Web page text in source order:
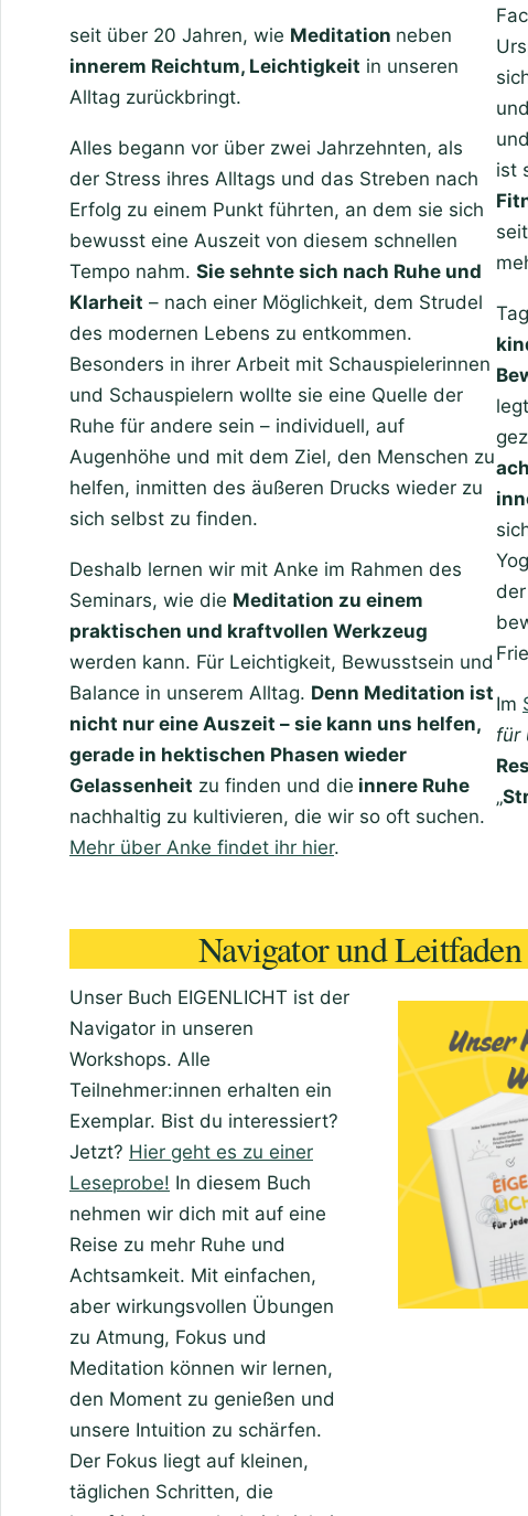
seit über 20 Jahren, wie Meditation neben
innerem Reichtum, Leichtigkeit in unseren
Alltag zurückbringt.
Alles begann vor über zwei Jahrzehnten, als
der Stress ihres Alltags und das Streben nach
Erfolg zu einem Punkt führten, an dem sie sich
bewusst eine Auszeit von diesem schnellen
Tempo nahm. Sie sehnte sich nach Ruhe und
Klarheit – nach einer Möglichkeit, dem Strudel
des modernen Lebens zu entkommen.
Besonders in ihrer Arbeit mit Schauspielerinnen
und Schauspielern wollte sie eine Quelle der
Ruhe für andere sein – individuell, auf
Augenhöhe und mit dem Ziel, den Menschen zu
helfen, inmitten des äußeren Drucks wieder zu
sich selbst zu finden.
Deshalb lernen wir mit Anke im Rahmen des
Seminars, wie die Meditation zu einem
praktischen und kraftvollen Werkzeug
werden kann. Für Leichtigkeit, Bewusstsein und
Balance in unserem Alltag. Denn Meditation ist
nicht nur eine Auszeit – sie kann uns helfen,
gerade in hektischen Phasen wieder
Gelassenheit zu finden und die innere Ruhe
nachhaltig zu kultivieren, die wir so oft suchen.
Mehr über Anke findet ihr hier.
ist
Im
für
„
Navigator und
Unser Buch EIGENLICHT ist der
Navigator in unseren
Workshops. Alle
Teilnehmer:innen erhalten ein
Exemplar. Bist du interessiert?
Jetzt? Hier geht es zu einer
Leseprobe! In diesem Buch
nehmen wir dich mit auf eine
Reise zu mehr Ruhe und
Achtsamkeit. Mit einfachen,
aber wirkungsvollen Übungen
zu Atmung, Fokus und
Meditation können wir lernen,
den Moment zu genießen und
unsere Intuition zu schärfen.
Der Fokus liegt auf kleinen,
täglichen Schritten, die